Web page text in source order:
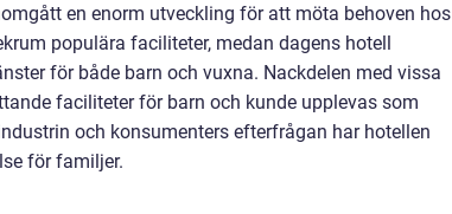
en enorm utveckling för att möta behoven hos
populära faciliteter, medan dagens hotell
för både barn och vuxna. Nackdelen med vissa
faciliteter för barn och kunde upplevas som
och konsumenters efterfrågan har hotellen
för familjer.